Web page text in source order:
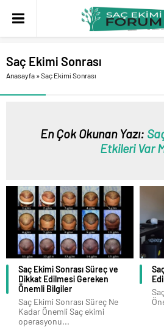
Saç Ekimi Sonrası
Anasayfa »Saç Ekimi Sonrası
En Çok Okunan Yazı:
Etkileri Var
Saç Ekimi Sonrası Süreç ve
Dikkat Edilmesi Gereken
Önemli Bilgiler
Saç Ekimi Sonrası Süreç Ne
Kadar Önemli Saç ekimi
operasyonu...